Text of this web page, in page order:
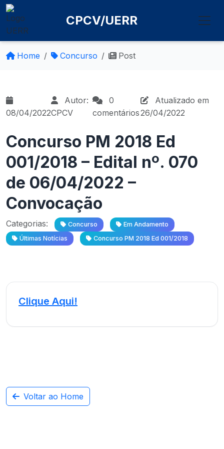
CPCV/UERR
Home Concurso Post
08/04/2022
Autor:
CPCV
0
comentários
Atualizado em
26/04/2022
Concurso PM 2018 Ed
001/2018 – Edital nº. 070
de 06/04/2022 –
Convocação
Categorias: Concurso
Em Andamento
Últimas Notícias
Concurso PM 2018 Ed 001/2018
Clique Aqui!
Voltar ao Home